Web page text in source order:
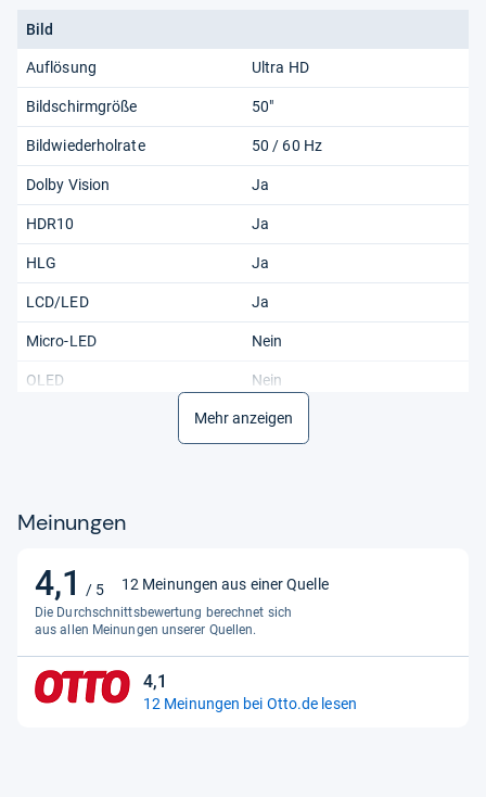
Bild
Auflösung Ultra HD
Bildschirmgröße 50"
Bildwiederholrate 50 / 60 Hz
Dolby Vision Ja
HDR10 Ja
HLG Ja
LCD/LED Ja
Micro-LED Nein
OLED Nein
LCD/LED
12V-Anschluss
ALLM Ja
Anzahl HDMI 4
Audiorückkanal (ARC) Ja
Audiorückkanal (eARC)
Mehr anzeigen
Meinungen
4,1 / 5
4,1
von
5
Sternen
12 Meinungen aus einer Quelle
Die Durchschnittsbewertung berechnet sich
aus allen Meinungen unserer Quellen.
4,1
4,1
von
12 Meinungen bei Otto.de lesen